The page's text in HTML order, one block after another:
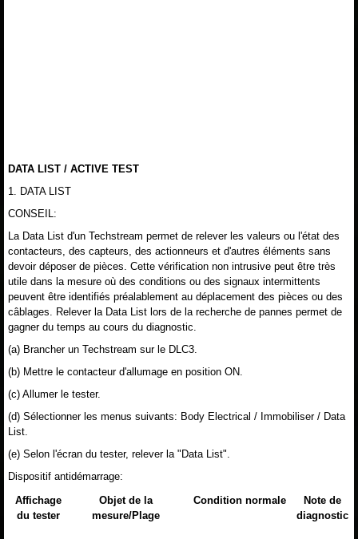
DATA LIST / ACTIVE TEST
1. DATA LIST
CONSEIL:
La Data List d'un Techstream permet de relever les valeurs ou l'état des
contacteurs, des capteurs, des actionneurs et d'autres éléments sans
devoir déposer de pièces. Cette vérification non intrusive peut être très
utile dans la mesure où des conditions ou des signaux intermittents
peuvent être identifiés préalablement au déplacement des pièces ou des
câblages. Relever la Data List lors de la recherche de pannes permet de
gagner du temps au cours du diagnostic.
(a) Brancher un Techstream sur le DLC3.
(b) Mettre le contacteur d'allumage en position ON.
(c) Allumer le tester.
(d) Sélectionner les menus suivants: Body Electrical / Immobiliser / Data
List.
(e) Selon l'écran du tester, relever la "Data List".
Dispositif antidémarrage:
Affichage
du tester
Objet de la
mesure/Plage
Condition normale
Note de
diagnostic